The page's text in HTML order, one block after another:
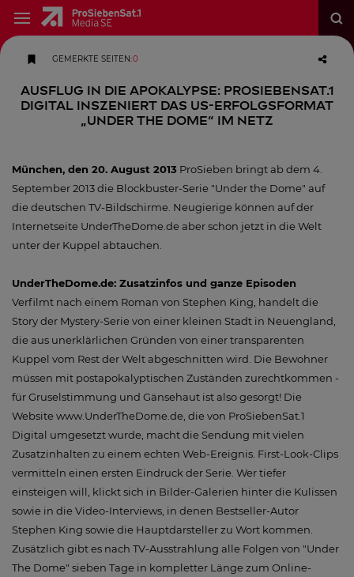
GEMERKTE SEITEN:0
Ausflug in die Apokalypse: ProSiebenSat.1
Digital inszeniert das US-Erfolgsformat
„Under the Dome“ im Netz
München, den 20. August 2013 ProSieben bringt ab dem 4.
September 2013 die Blockbuster-Serie "Under the Dome" auf
die deutschen TV-Bildschirme. Neugierige können auf der
Internetseite UnderTheDome.de aber schon jetzt in die Welt
unter der Kuppel abtauchen.
UnderTheDome.de: Zusatzinfos und ganze Episoden
Verfilmt nach einem Roman von Stephen King, handelt die
Story der Mystery-Serie von einer kleinen Stadt in Neuengland,
die aus unerklärlichen Gründen von einer transparenten
Kuppel vom Rest der Welt abgeschnitten wird. Die Bewohner
müssen mit postapokalyptischen Zuständen zurechtkommen -
für Gruselstimmung und Gänsehaut ist also gesorgt! Die
Website www.UnderTheDome.de, die von ProSiebenSat.1
Digital umgesetzt wurde, macht die Sendung mit vielen
Zusatzinhalten zu einem echten Web-Ereignis. First-Look-Clips
vermitteln einen ersten Eindruck der Serie. Wer tiefer
einsteigen will, klickt sich in Bilder-Galerien hinter die Kulissen
sowie in die Video-Interviews, in denen Bestseller-Autor
Stephen King sowie die Hauptdarsteller zu Wort kommen.
Zusätzlich gibt es nach TV-Ausstrahlung alle Folgen von "Under
The Dome" sieben Tage in kompletter Länge zum Online-